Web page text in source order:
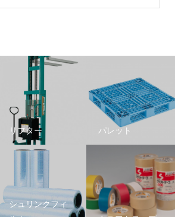
リフター パレット
シュリンクフィ